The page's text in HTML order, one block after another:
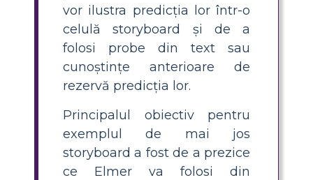
vor ilustra predicția lor într-o
celulă storyboard și de a
folosi probe din text sau
cunoștințe anterioare de
rezervă predicția lor.
Principalul obiectiv pentru
exemplul de mai jos
storyboard a fost de a prezice
ce Elmer va folosi din